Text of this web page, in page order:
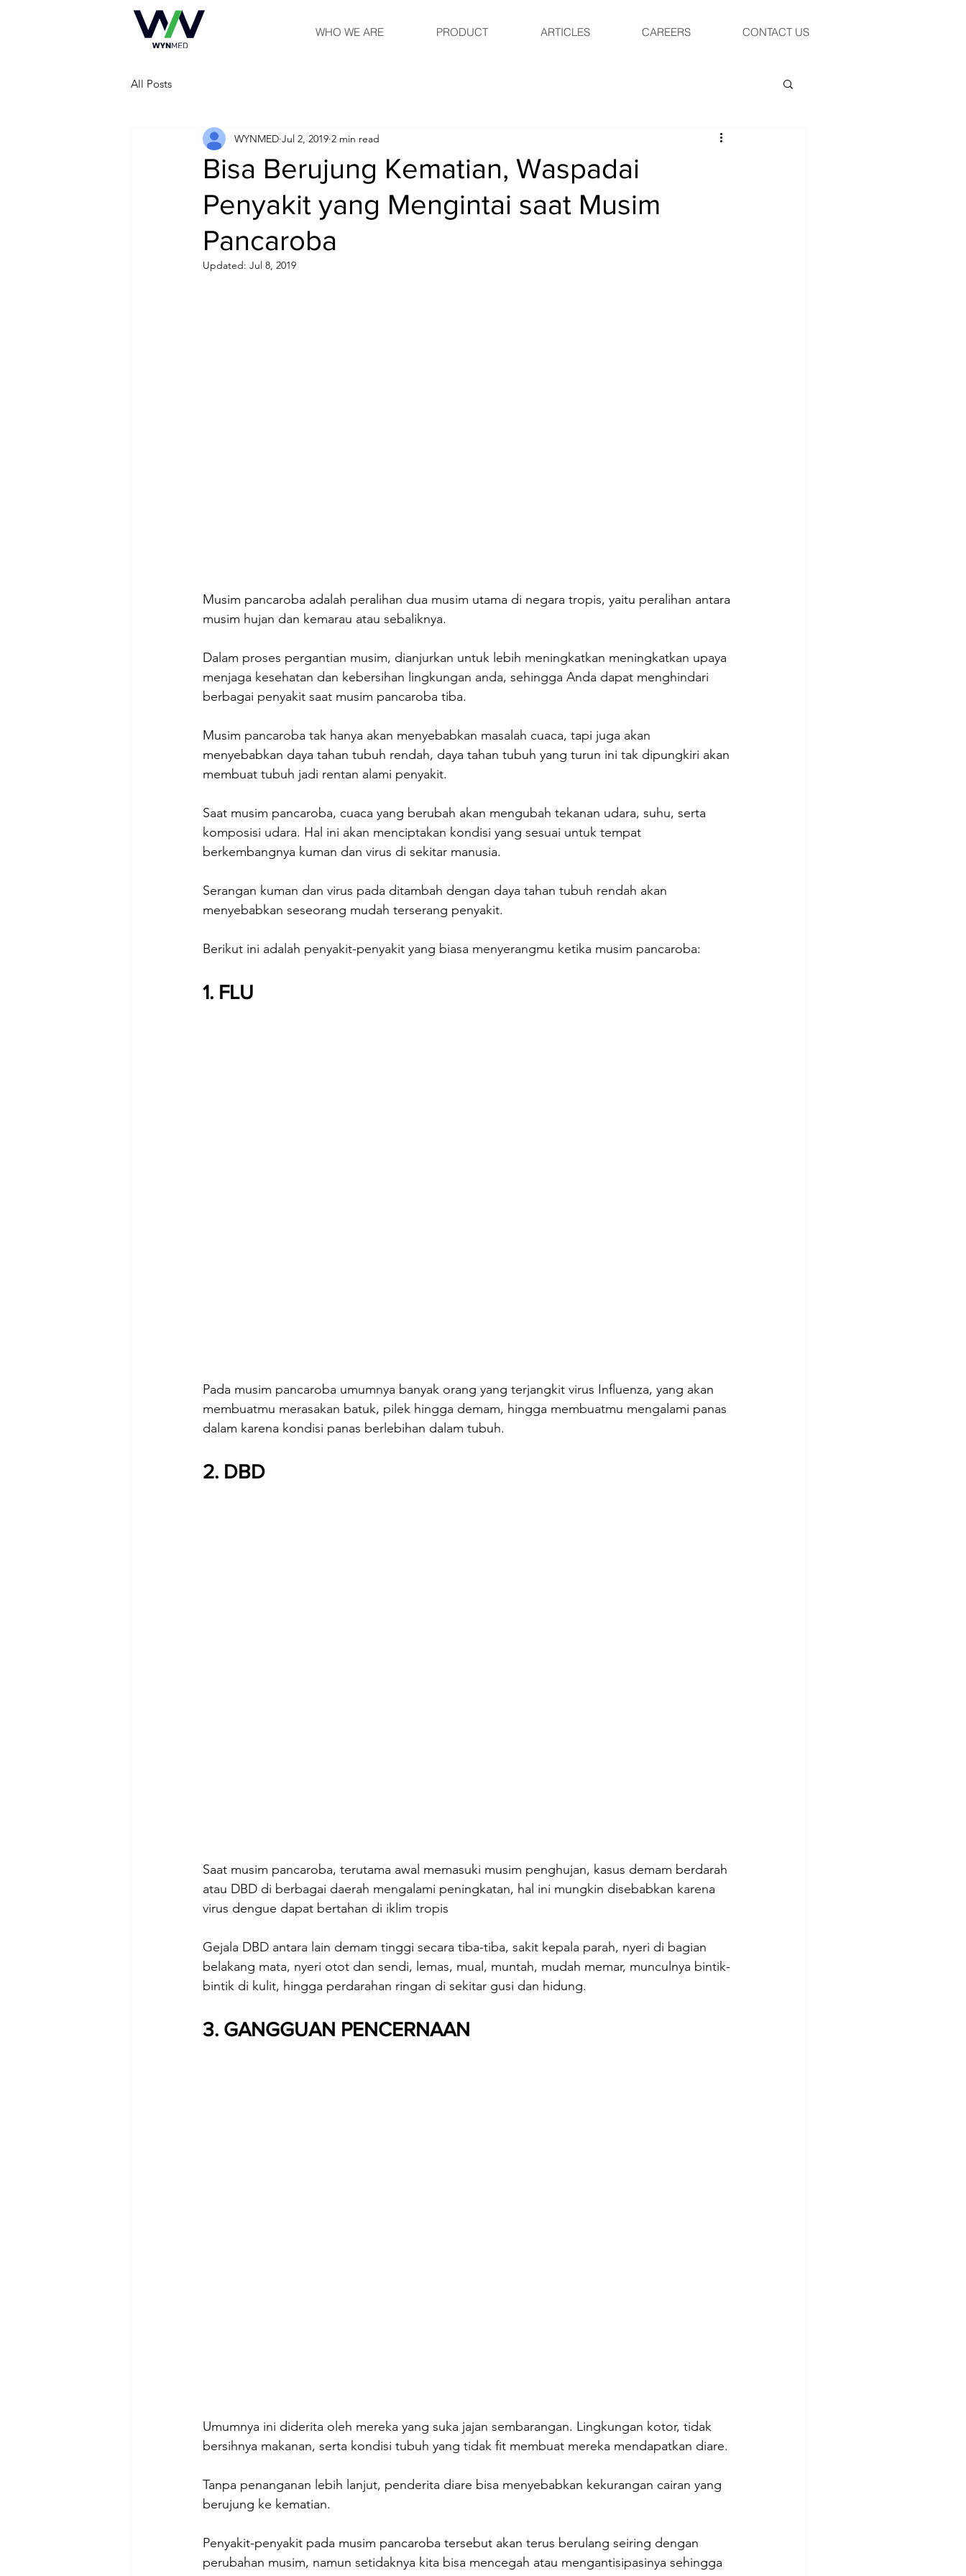
WHO WE ARE PRODUCT ARTICLES CAREERS CONTACT US
All Posts
Bisa Berujung Kematian, Waspadai
Penyakit yang Mengintai saat Musim
Pancaroba
WYNMED Jul 2, 2019 2 min read
Updated: Jul 8, 2019
Musim pancaroba adalah peralihan dua musim utama di negara tropis, yaitu peralihan antara
musim hujan dan kemarau atau sebaliknya.
Dalam proses pergantian musim, dianjurkan untuk lebih meningkatkan meningkatkan upaya
menjaga kesehatan dan kebersihan lingkungan anda, sehingga Anda dapat menghindari
berbagai penyakit saat musim pancaroba tiba.
Musim pancaroba tak hanya akan menyebabkan masalah cuaca, tapi juga akan
menyebabkan daya tahan tubuh rendah, daya tahan tubuh yang turun ini tak dipungkiri akan
membuat tubuh jadi rentan alami penyakit.
Saat musim pancaroba, cuaca yang berubah akan mengubah tekanan udara, suhu, serta
komposisi udara. Hal ini akan menciptakan kondisi yang sesuai untuk tempat
berkembangnya kuman dan virus di sekitar manusia.
Serangan kuman dan virus pada ditambah dengan daya tahan tubuh rendah akan
menyebabkan seseorang mudah terserang penyakit.
Berikut ini adalah penyakit-penyakit yang biasa menyerangmu ketika musim pancaroba:
1. FLU
Pada musim pancaroba umumnya banyak orang yang terjangkit virus Influenza, yang akan
membuatmu merasakan batuk, pilek hingga demam, hingga membuatmu mengalami panas
dalam karena kondisi panas berlebihan dalam tubuh.
2. DBD
Saat musim pancaroba, terutama awal memasuki musim penghujan, kasus demam berdarah
atau DBD di berbagai daerah mengalami peningkatan, hal ini mungkin disebabkan karena
virus dengue dapat bertahan di iklim tropis
Gejala DBD antara lain demam tinggi secara tiba-tiba, sakit kepala parah, nyeri di bagian
belakang mata, nyeri otot dan sendi, lemas, mual, muntah, mudah memar, munculnya bintik-
bintik di kulit, hingga perdarahan ringan di sekitar gusi dan hidung.
3. GANGGUAN PENCERNAAN
Umumnya ini diderita oleh mereka yang suka jajan sembarangan. Lingkungan kotor, tidak
bersihnya makanan, serta kondisi tubuh yang tidak fit membuat mereka mendapatkan diare.
Tanpa penanganan lebih lanjut, penderita diare bisa menyebabkan kekurangan cairan yang
berujung ke kematian.
Penyakit-penyakit pada musim pancaroba tersebut akan terus berulang seiring dengan
perubahan musim, namun setidaknya kita bisa mencegah atau mengantisipasinya sehingga